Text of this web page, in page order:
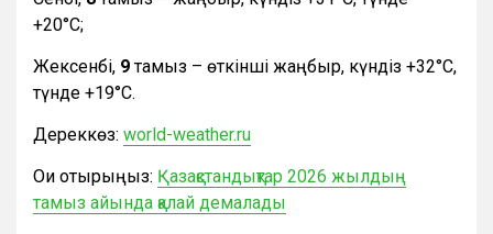
+20°С;
Жексенбі, 9тамыз – өткінші жаңбыр, күндіз +32°С,
түнде +19°С.
Дереккөз: world-weather.ru
Оқи отырыңыз: Қазақстандықтар 2026 жылдың
тамыз айында қалай демалады